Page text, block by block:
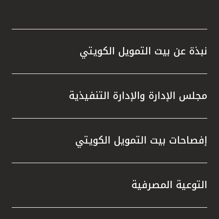
نبذة عن بيت التمويل الكويتي
مجلس الإدارة والإدارة التنفيذية
إفصاحات بيت التمويل الكويتي
التوعية المصرفية